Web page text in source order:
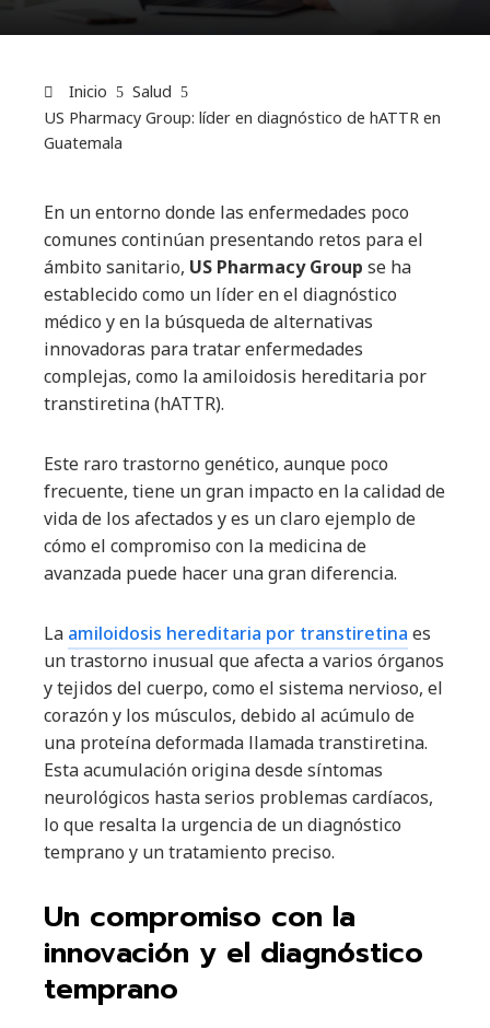
Inicio
Salud
US Pharmacy Group: líder en diagnóstico de hATTR en
Guatemala
En un entorno donde las enfermedades poco
comunes continúan presentando retos para el
ámbito sanitario, US Pharmacy Group se ha
establecido como un líder en el diagnóstico
médico y en la búsqueda de alternativas
innovadoras para tratar enfermedades
complejas, como la amiloidosis hereditaria por
transtiretina (hATTR).
Este raro trastorno genético, aunque poco
frecuente, tiene un gran impacto en la calidad de
vida de los afectados y es un claro ejemplo de
cómo el compromiso con la medicina de
avanzada puede hacer una gran diferencia.
La amiloidosis hereditaria por transtiretina es
un trastorno inusual que afecta a varios órganos
y tejidos del cuerpo, como el sistema nervioso, el
corazón y los músculos, debido al acúmulo de
una proteína deformada llamada transtiretina.
Esta acumulación origina desde síntomas
neurológicos hasta serios problemas cardíacos,
lo que resalta la urgencia de un diagnóstico
temprano y un tratamiento preciso.
Un compromiso con la
innovación y el diagnóstico
temprano